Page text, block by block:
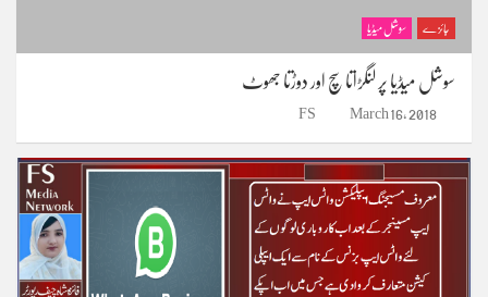
جائزے سوشل میڈیا
سوشل میڈیا پر لنگڑاتا سچ اور دوڑتا جھوٹ
March 16, 2018
FS